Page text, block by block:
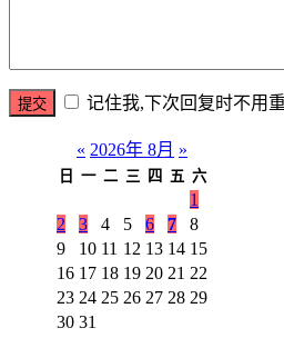
记住我,下次回复时不用
« 2026年 8月 »
日 一 二 三 四 五 六
1
2
3 4 5 6 7
8
9
10 11 12 13 14 15
16 17 18 19 20 21 22
23 24 25 26 27 28 29
30 31